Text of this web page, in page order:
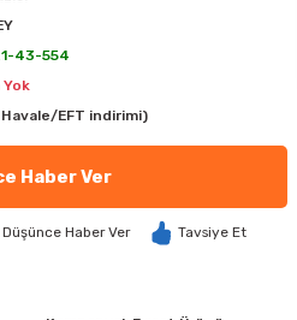
43-554
EFT indirimi)
Haber Ver
Düşünce Haber Ver Tavsiye Et